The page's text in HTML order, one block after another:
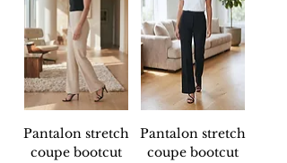
Pantalon stretch
coupe bootcut
Pantalon stretch
coupe bootcut